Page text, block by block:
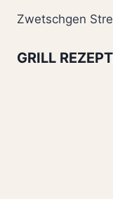
Zwetschgen
GRILL